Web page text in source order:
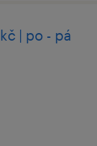
| po - pá